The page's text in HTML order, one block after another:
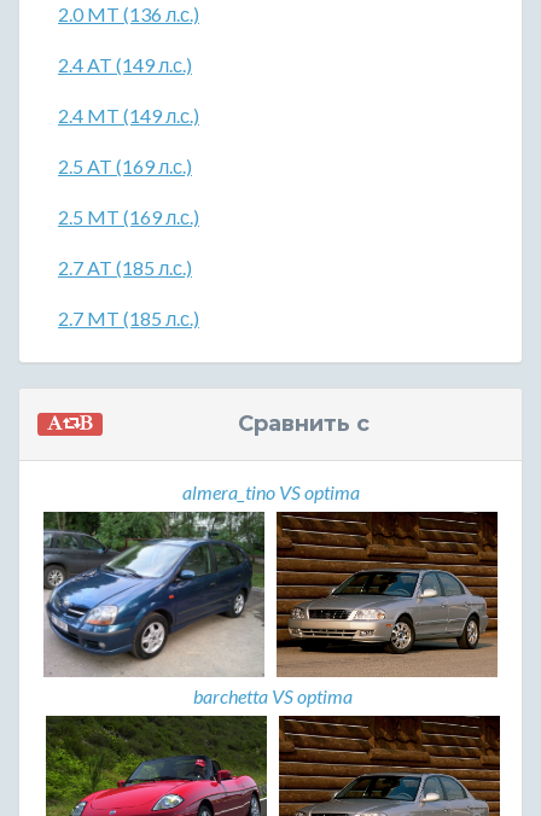
2.0 MT (136 л.с.)
2.4 AT (149 л.с.)
2.4 MT (149 л.с.)
2.5 AT (169 л.с.)
2.5 MT (169 л.с.)
2.7 AT (185 л.с.)
2.7 MT (185 л.с.)
Сравнить с
almera_tino VS optima
barchetta VS optima